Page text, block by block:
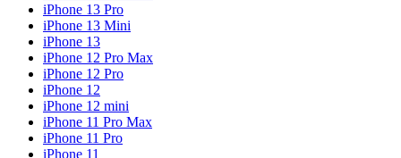
iPhone 13 Pro
iPhone 13 Mini
iPhone 13
iPhone 12 Pro Max
iPhone 12 Pro
iPhone 12
iPhone 12 mini
iPhone 11 Pro Max
iPhone 11 Pro
iPhone 11